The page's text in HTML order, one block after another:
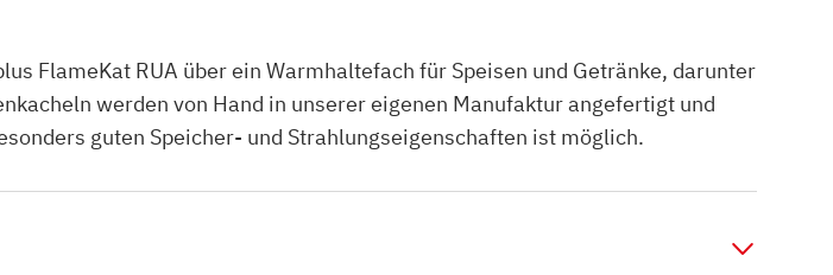
FlameKat RUA über ein Warmhaltefach für Speisen und Getränke, darunter
werden von Hand in unserer eigenen Manufaktur angefertigt und
guten Speicher- und Strahlungseigenschaften ist möglich.